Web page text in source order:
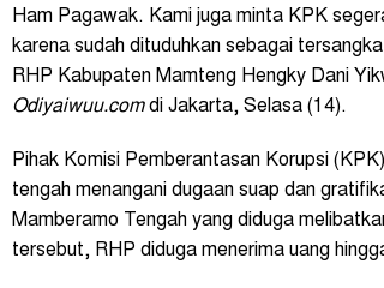
Ham Pagawak. Kami juga minta KPK
karena sudah dituduhkan sebagai
RHP Kabupaten Mamteng Hengky Dani
Odiyaiwuu.comdi Jakarta, Selasa (14).
Pihak Komisi Pemberantasan Korupsi
tengah menangani dugaan suap dan
Mamberamo Tengah yang diduga
tersebut, RHP diduga menerima uang